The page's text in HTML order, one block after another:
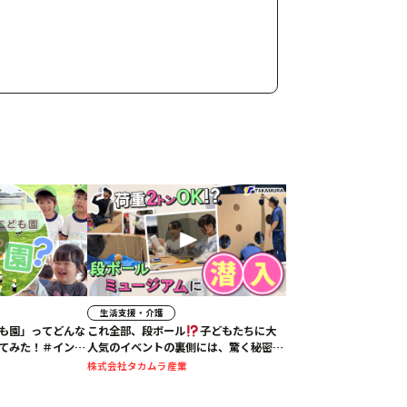
園」ってどんな
みた！＃インタ
生活支援・介護
これ全部、段ボール
子どもたちに大
人気のイベントの裏側には、驚く秘密と
スタッフの想いがあった！#タカムラ産
株式会社タカムラ産業